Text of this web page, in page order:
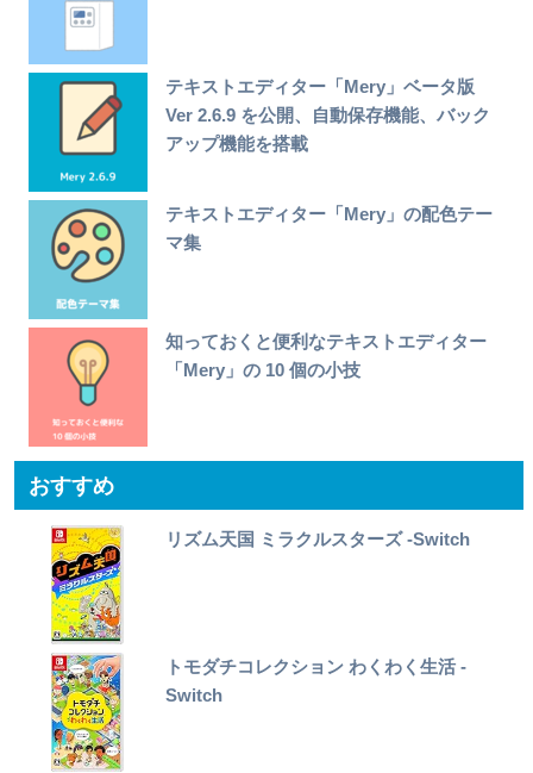
テキストエディター「Mery」ベータ版
Ver 2.6.9 を公開、自動保存機能、バック
アップ機能を搭載
テキストエディター「Mery」の配色テー
マ集
知っておくと便利なテキストエディター
「Mery」の 10 個の小技
おすすめ
リズム天国 ミラクルスターズ -Switch
トモダチコレクション わくわく生活 -
Switch